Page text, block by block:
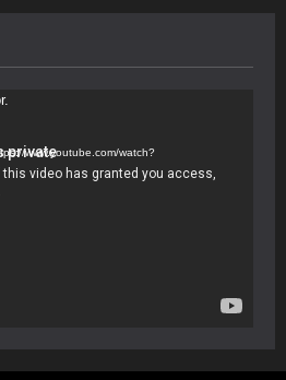
www.youtube.com/watch?